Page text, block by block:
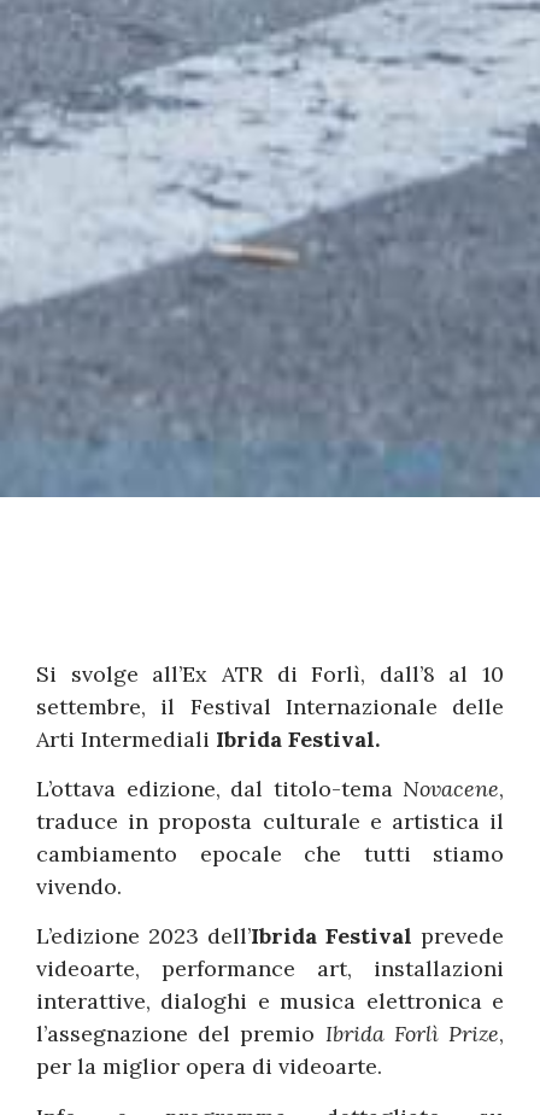
Si svolge all’Ex ATR di Forlì, dall’8 al 10
settembre, il Festival Internazionale delle
Arti Intermediali Ibrida Festival.
L’ottava edizione, dal titolo-tema Novacene,
traduce in proposta culturale e artistica il
cambiamento epocale che tutti stiamo
vivendo.
L’edizione 2023 dell’Ibrida Festival prevede
videoarte, performance art, installazioni
interattive, dialoghi e musica elettronica e
l’assegnazione del premio Ibrida Forlì Prize,
per la miglior opera di videoarte.